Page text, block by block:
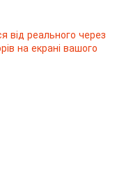
від реального через
на екрані вашого